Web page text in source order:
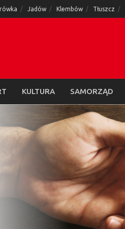
Jadów Klembów Tłuszcz
KULTURA SAMORZĄD